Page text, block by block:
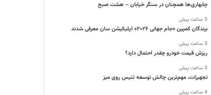
چابهاری‌ها همچنان در سنگر خیابان – هشت صبح
3 ساعت پیش
برندگان کمپین «جام جهانی ۲۰۲۶» اپلیکیشن سان معرفی شدند
3 ساعت پیش
ریزش قیمت خودرو چقدر احتمال دارد؟
3 ساعت پیش
تجهیزات، مهم‌ترین چالش توسعه تنیس روی میز
4 ساعت پیش